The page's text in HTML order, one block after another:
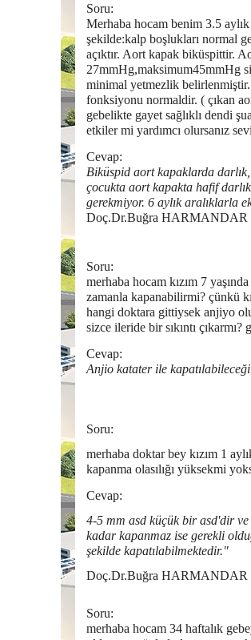
Soru:
Merhaba hocam benim 3.5
şekilde:kalp boşlukları normal
açıktır. Aort kapak biküspittir.
27mmHg,maksimum45mmHg
minimal yetmezlik
fonksiyonu normaldir. ( çıkan
gebelikte gayet sağlıklı dendi
etkiler mi yardımcı olursanız
Cevap:
Biküspid aort kapaklarda
çocukta aort kapakta hafif
gerekmiyor. 6 aylık aralıklarla
Doç.Dr.Buğra HARMANDAR
Soru:
merhaba hocam kızım 7
zamanla kapanabilirmi? çünkü
hangi doktara gittiysek anjiyo
sizce ileride bir sıkıntı
Cevap:
Anjio katater ile
Soru:
merhaba doktar bey kızım 1
kapanma olasılığı yüksekmi
Cevap:
4-5 mm asd küçük bir asd'dir ve
kadar kapanmaz ise gerekli
şekilde kapatılabilmektedir."
Doç.Dr.Buğra HARMANDAR
Soru:
merhaba hocam 34 haftalık